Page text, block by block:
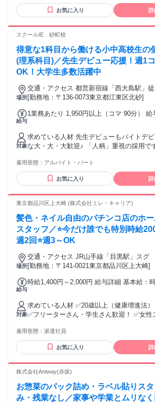
お気に入り 詳
スクールIE 砂町校
得意な1科目から働ける小中高校生の
(理系科目)／先生デビュー応援！週1コ
OK！大学生多数活躍中
場所
交通・アクセス 都営新宿線「西大島駅」
トロ東西線「南砂町駅」徒歩約 17分｜自
[勤務地：〒136-0073東京都江東区北砂]
給与
1業務あたり 1,950円以上（コマ 90分） 給
〜(90分) 1コマ90分あたり 1950円～のスタート！ ＊半年ごと
に給与の見直しがあり がんばりに応じて給与UPします ≪先
輩講師の例≫ 半年：40円UP→1年：60円
対象
求めている人材 先生デビューもバイトデ
な大・大・大歓迎♪ 「人柄」重視の採用です。 ●未経験
生活躍中 ●Wワークの20代社会人活躍中
雇用形態： アルバイト・パート
お気に入り 詳
東京都品川区上大崎 (株式会社ミレ・キャリア)
髪色・ネイル自由のパチンコ店のホ
スタッフ／⭐今だけ誰でも特別時給
週2回⭐週3～OK
場所
交通・アクセス JR山手線「目黒駅」スグ
[勤務地：〒141-0021東京都品川区上大崎]
給与
時給1,400円～2,000円 給与詳細 基本給：
降は深夜手当のため25%UP！ ⭐土日祝日
給1500円以上！ ※店舗により異なります。
対象
求めている人材 ✅20歳以上（健康増進法）
✅フリーターさん・学生さん歓迎！ ✅女性
法により、20歳未満の方の勤務はできませ
雇用形態： 派遣社員
お気に入り 詳
株式会社Antway(赤坂)
お惣菜のパック詰め・ラベル貼りス
み・残業なし／家事や学業とムリなく